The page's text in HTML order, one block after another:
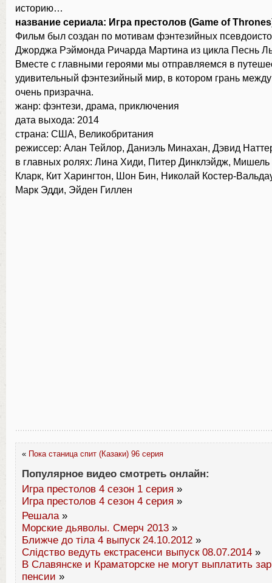
историю…
название сериала: Игра престолов (Game of
Фильм был создан по мотивам фэнтезийных
Джорджа Рэймонда Ричарда Мартина из цикла Песнь
Вместе с главными героями мы отправляемся в
удивительный фэнтезийный мир, в котором грань
очень призрачна.
жанр: фэнтези, драма, приключения
дата выхода: 2014
страна: США, Великобритания
режиссер: Алан Тейлор, Даниэль Минахан, Дэвид
в главных ролях: Лина Хиди, Питер Динклэйдж,
Кларк, Кит Харингтон, Шон Бин, Николай Костер-
Марк Эдди, Эйден Гиллен
« Пока станица спит (Казаки) 96 серия
Популярное видео смотреть онлайн:
Игра престолов 4 сезон 1 серия »
Игра престолов 4 сезон 4 серия »
Решала»
Морские дьяволы. Смерч 2013 »
Ближче до тіла 4 выпуск 24.10.2012 »
Слідство ведуть екстрасенси выпуск 08.07.2014 »
В Славянске и Краматорске не могут выплатить
пенсии »